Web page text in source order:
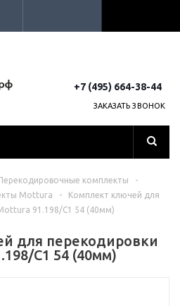
+7 (495) 664-38-44
ЗАКАЗАТЬ ЗВОНОК
комплекты
-
Mottura
-
Комплект ключей для
91.198/C1 54 (40мм)
для перекодировки
C1 54 (40мм)